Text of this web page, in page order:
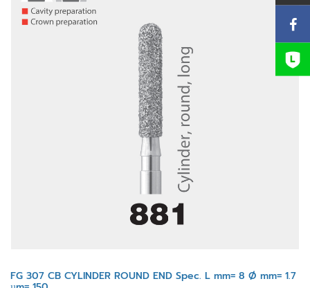
FG 307 CB CYLINDER ROUND END Spec. L mm= 8 Ø mm= 1.7